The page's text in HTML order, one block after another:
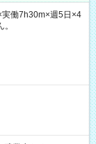
働7h30m×週5日×4